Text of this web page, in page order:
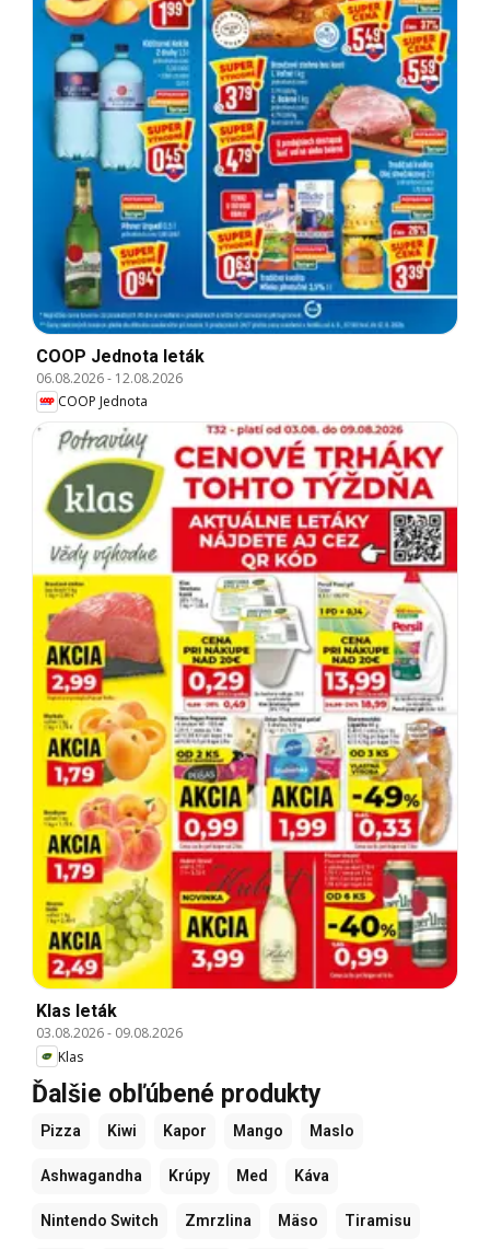
COOP Jednota leták
06.08.2026- 12.08.2026
COOP Jednota
Klas leták
03.08.2026- 09.08.2026
Klas
Ďalšie obľúbené produkty
Pizza Kiwi Kapor Mango Maslo
Ashwagandha Krúpy Med Káva
Nintendo Switch Zmrzlina Mäso Tiramisu